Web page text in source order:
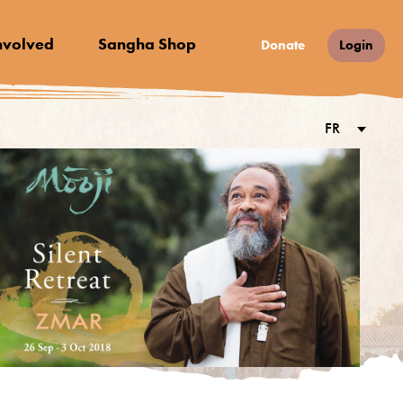
Sangha Shop Donate Login
FR